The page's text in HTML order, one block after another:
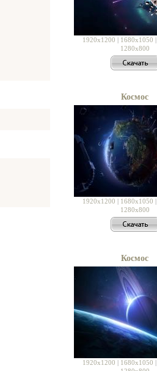
1920x1200 | 1680x1050
1280x800
Космос
1920x1200 | 1680x1050
1280x800
Космос
1920x1200 | 1680x1050